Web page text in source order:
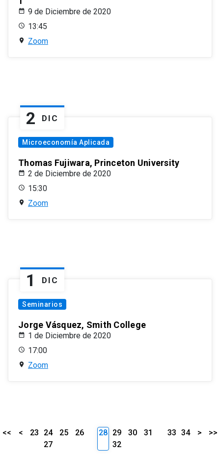
9 de Diciembre de 2020
13:45
Zoom
2 DIC
Microeconomía Aplicada
Thomas Fujiwara, Princeton University
2 de Diciembre de 2020
15:30
Zoom
1 DIC
Seminarios
Jorge Vásquez, Smith College
1 de Diciembre de 2020
17:00
Zoom
<< < 23 24 25
26
27
28 29 30
31
32
33 34 > >>